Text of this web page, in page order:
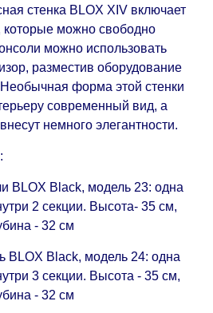
будет продлен еще на 30
считаться
с тем поставщики
чтобы максимально
но, не имея возможности
поэтому интернет-магазин
за какие-либо
"
что оставляет право за
доставку по мере
с фабрики, в течение
дом клиенту.
стенка BLOX XIV включает
которые можно свободно
можно использовать
разместив оборудование
форма этой стенки
современный вид, а
немного элегантности.
BLOX Black, модель 23: одна
2 секции. Высота- 35 см,
- 32 см
BLOX Black, модель 24: одна
3 секции. Высота - 35 см,
- 32 см